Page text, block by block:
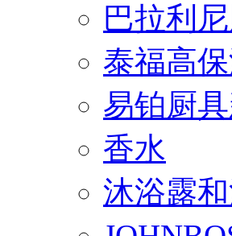
巴拉利
泰福高
易铂厨
香水
沐浴露